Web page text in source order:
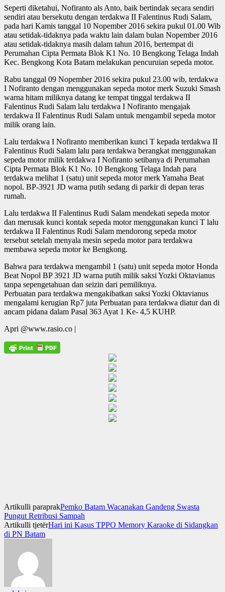
Seperti diketahui, Nofiranto als Anto, baik bertindak secara sendiri
sendiri atau bersekutu dengan terdakwa II Falentinus Rudi Salam,
pada hari Kamis tanggal 10 Nopember 2016 sekira pukul 01.00 Wib
atau setidak-tidaknya pada waktu lain dalam bulan Nopember 2016
atau setidak-tidaknya masih dalam tahun 2016, bertempat di
Perumahan Cipta Permata Blok K1 No. 10 Bengkong Telaga Indah
Kec. Bengkong Kota Batam melakukan pencuruian sepeda motor.
Rabu tanggal 09 Nopember 2016 sekira pukul 23.00 wib, terdakwa
I Nofiranto dengan menggunakan sepeda motor merk Suzuki Smash
warna hitam miliknya datang ke tempat tinggal terdakwa II
Falentinus Rudi Salam lalu terdakwa I Nofiranto mengajak
terdakwa II Falentinus Rudi Salam untuk mengambil sepeda motor
milik orang lain.
Lalu terdakwa I Nofiranto memberikan kunci T kepada terdakwa II
Falentinus Rudi Salam lalu para terdakwa berangkat menggunakan
sepeda motor milik terdakwa I Nofiranto setibanya di Perumahan
Cipta Permata Blok K1 No. 10 Bengkong Telaga Indah para
terdakwa melihat 1 (satu) unit sepeda motor merk Yamaha Beat
nopol. BP-3921 JD warna putih sedang di parkir di depan teras
rumah.
Lalu terdakwa II Falentinus Rudi Salam mendekati sepeda motor
dan merusak kunci kontak sepeda motor menggunakan kunci T lalu
terdakwa II Falentinus Rudi Salam mendorong sepeda motor
tersebut setelah menyala mesin sepeda motor para terdakwa
membawa sepeda motor ke Bengkong.
Bahwa para terdakwa mengambil 1 (satu) unit sepeda motor Honda
Beat Nopol BP 3921 JD warna putih milik saksi Yozki Oktavianus
tanpa sepengetahuan dan seizin dari pemiliknya.
Perbuatan para terdakwa mengakibatkan saksi Yozki Oktavianus
mengalami kerugian Rp7 juta Perbuatan para terdakwa diatur dan di
ancam pidana dalam Pasal 363 Ayat 1 Ke- 4,5 KUHP.
Apri @www.rasio.co |
Artikulli paraprakPemko Batam Wacanakan Gandeng Swasta
Pungut Retribusi Sampah
Artikulli tjetërHari ini Kasus TPPO Memory Karaoke di Sidangkan
di PN Batam